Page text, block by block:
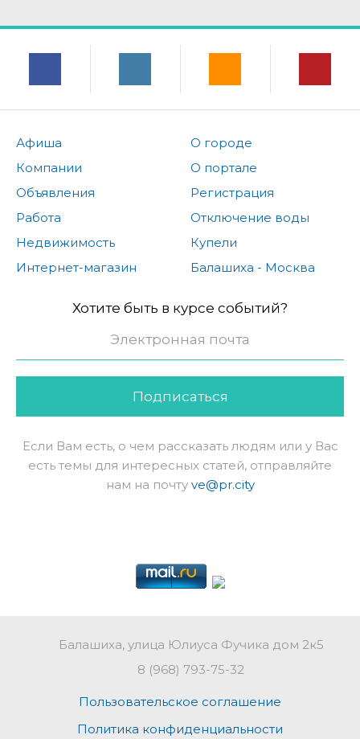
Афиша
Компании
Объявления
Работа
Недвижимость
Интернет-магазин
О городе
О портале
Регистрация
Отключение воды
Купели
Балашиха - Москва
Хотите быть в курсе событий?
Подписаться
Если Вам есть, о чем рассказать людям или у Вас
есть темы для интересных статей, отправляйте
нам на почту ve@pr.city
Балашиха, улица Юлиуса Фучика дом 2к5
8 (968) 793-75-32
Пользовательское соглашение
Политика конфиденциальности